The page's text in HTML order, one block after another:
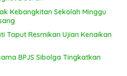
Kebangkitan Sekolah Minggu
Taput Resmikan Ujian Kenaikan
BPJS Sibolga Tingkatkan